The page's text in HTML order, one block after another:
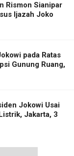
Rismon Sianipar
Ijazah Joko
pada Ratas
Gunung Ruang,
Jokowi Usai
Jakarta, 3